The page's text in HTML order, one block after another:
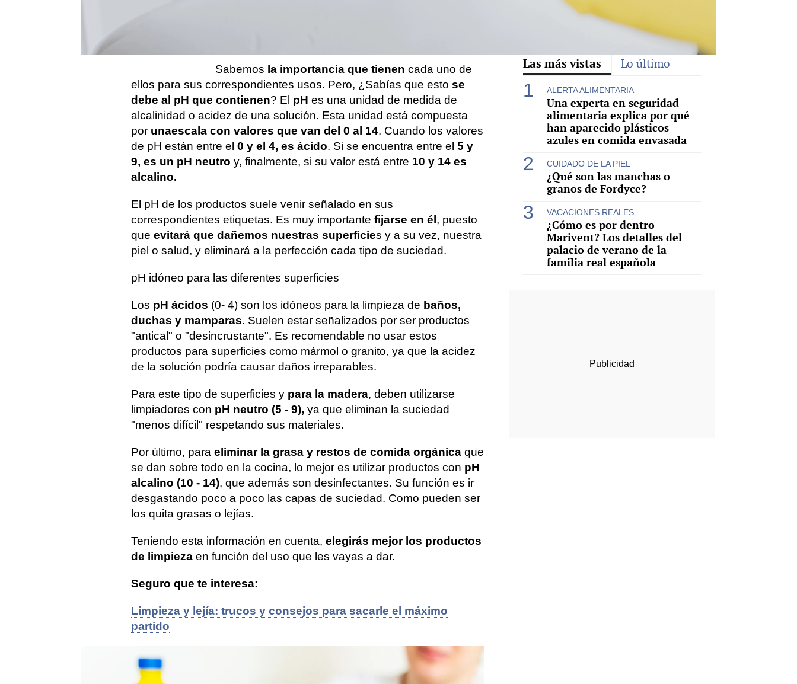
más que limpiar,
ensucian
Sabemos la importancia que tienen cada uno de
ellos para sus correspondientes usos. Pero, ¿Sabías que esto se
debe al pH que contienen? El pH es una unidad de medida de
alcalinidad o acidez de una solución. Esta unidad está compuesta
por unaescala con valores que van del 0 al 14. Cuando los valores
de pH están entre el 0 y el 4, es ácido. Si se encuentra entre el 5 y
9, es un pH neutro y, finalmente, si su valor está entre 10 y 14 es
alcalino.
El pH de los productos suele venir señalado en sus
correspondientes etiquetas. Es muy importante fijarse en él , puesto
que evitará que dañemos nuestras superficies y a su vez, nuestra
piel o salud, y eliminará a la perfección cada tipo de suciedad.
pH idóneo para las diferentes superficies
Los pH ácidos (0- 4) son los idóneos para la limpieza de baños,
duchas y mamparas. Suelen estar señalizados por ser productos
"antical" o "desincrustante". Es recomendable no usar estos
productos para superficies como mármol o granito, ya que la acidez
de la solución podría causar daños irreparables.
Para este tipo de superficies y para la madera, deben utilizarse
limpiadores con pH neutro (5 - 9), ya que eliminan la suciedad
"menos difícil" respetando sus materiales.
Por último, para eliminar la grasa y restos de comida orgánica que
se dan sobre todo en la cocina, lo mejor es utilizar productos con pH
alcalino (10 - 14), que además son desinfectantes. Su función es ir
desgastando poco a poco las capas de suciedad. Como pueden ser
los quita grasas o lejías.
Teniendo esta información en cuenta, elegirás mejor los productos
de limpieza en función del uso que les vayas a dar.
Seguro que te interesa:
Limpieza y lejía: trucos y consejos para sacarle el máximo
partido
Limpieza
Las más vistas Lo último
ALERTA ALIMENTARIA
Una experta en seguridad
alimentaria explica por qué
han aparecido plásticos
azules en comida envasada
CUIDADO DE LA PIEL
¿Qué son las manchas o
granos de Fordyce?
VACACIONES REALES
¿Cómo es por dentro
Marivent? Los detalles del
palacio de verano de la
familia real española